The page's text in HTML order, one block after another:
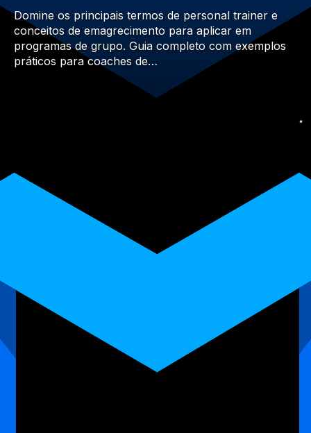
Domine os principais termos de personal trainer e
conceitos de emagrecimento para aplicar em
programas de grupo. Guia completo com exemplos
práticos para coaches de…